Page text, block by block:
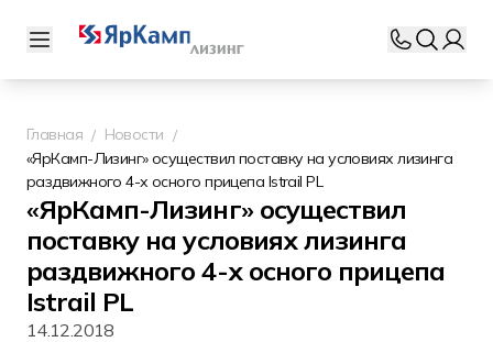
Главная
Новости
«ЯрКамп-Лизинг» осуществил поставку на условиях лизинга
раздвижного 4-х осного прицепа Istrail PL
«ЯрКамп-Лизинг» осуществил
поставку на условиях лизинга
раздвижного 4-х осного прицепа
Istrail PL
14.12.2018